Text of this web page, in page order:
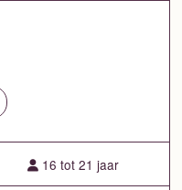
16 tot 21 jaar